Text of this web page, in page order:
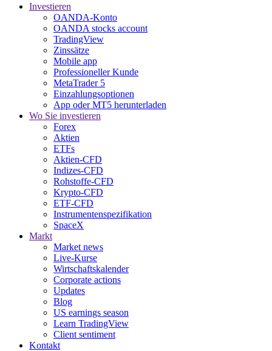
Investieren
OANDA-Konto
OANDA stocks account
TradingView
Zinssätze
Mobile app
Professioneller Kunde
MetaTrader 5
Einzahlungsoptionen
App oder MT5 herunterladen
Wo Sie investieren
Forex
Aktien
ETFs
Aktien-CFD
Indizes-CFD
Rohstoffe-CFD
Krypto-CFD
ETF-CFD
Instrumentenspezifikation
SpaceX
Markt
Market news
Live-Kurse
Wirtschaftskalender
Corporate actions
Updates
Blog
US earnings season
Learn TradingView
Client sentiment
Kontakt